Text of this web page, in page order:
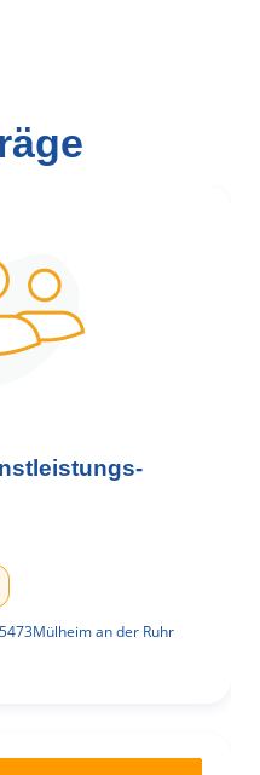
Mülheim an der Ruhr